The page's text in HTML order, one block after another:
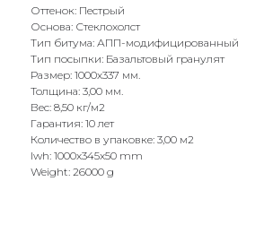
Оттенок: Пестрый
Основа: Стеклохолст
Тип битума: АПП-модифицированный
Тип посыпки: Базальтовый гранулят
Размер: 1000x337 мм.
Толщина: 3,00 мм.
Вес: 8,50 кг/м2
Гарантия: 10 лет
Количество в упаковке: 3,00 м2
lwh: 1000x345x50 mm
Weight: 26000 g